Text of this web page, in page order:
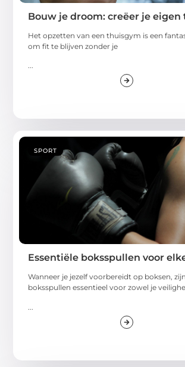
Bouw je droom: creëer je eigen
Het opzetten van een thuisgym is een
om fit te blijven zonder je
...
SPORT
Essentiële boksspullen voor
Wanneer je jezelf voorbereidt op boksen,
boksspullen essentieel voor zowel je